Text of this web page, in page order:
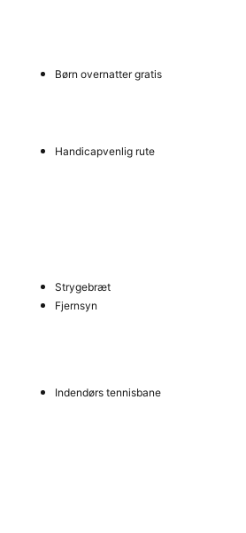
Børn overnatter gratis
Handicapvenlig rute
Strygebræt
Fjernsyn
Indendørs tennisbane